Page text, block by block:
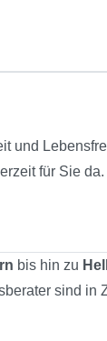
und
für Sie da.
bis hin zu
sind in